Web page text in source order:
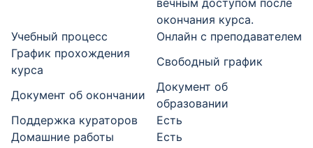
вечным доступом после
окончания курса.
Учебный процесс
Онлайн с преподавателем
График прохождения
курса
Свободный график
Документ об окончании
Документ об
образовании
Поддержка кураторов
Есть
Домашние работы
Есть